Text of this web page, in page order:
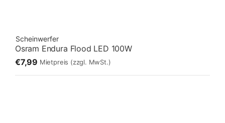
Scheinwerfer
Osram Endura Flood LED 100W
€7,99 Mietpreis (zzgl. MwSt.)